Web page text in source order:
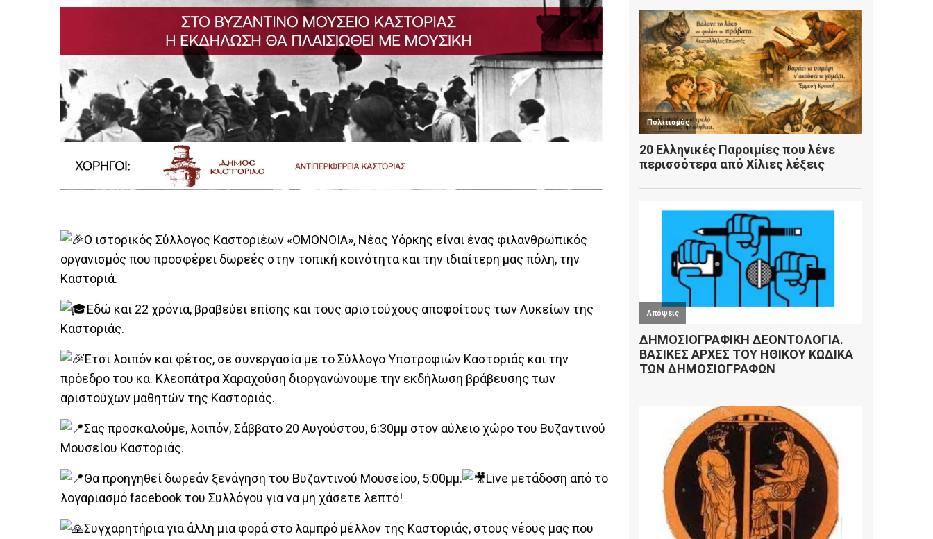
Ο ιστορικός Σύλλογος Καστοριέων «ΟΜΟΝΟΙΑ», Νέας Υόρκης είναι ένας φιλανθρωπικός
οργανισμός που προσφέρει δωρεές στην τοπική κοινότητα και την ιδιαίτερη μας πόλη, την
Καστοριά.
Εδώ και 22 χρόνια, βραβεύει επίσης και τους αριστούχους αποφοίτους των Λυκείων της
Καστοριάς.
Έτσι λοιπόν και φέτος, σε συνεργασία με το Σύλλογο Υποτροφιών Καστοριάς και την
πρόεδρο του κα. Κλεοπάτρα Χαραχούση διοργανώνουμε την εκδήλωση βράβευσης των
αριστούχων μαθητών της Καστοριάς.
Σας προσκαλούμε, λοιπόν, Σάββατο 20 Αυγούστου, 6:30μμ στον αύλειο χώρο του Βυζαντινού
Μουσείου Καστοριάς.
Θα προηγηθεί δωρεάν ξενάγηση του Βυζαντινού Μουσείου, 5:00μμ.
Live μετάδοση από το
λογαριασμό facebook του Συλλόγου για να μη χάσετε λεπτό!
Συγχαρητήρια για άλλη μια φορά στο λαμπρό μέλλον της Καστοριάς, στους νέους μας που